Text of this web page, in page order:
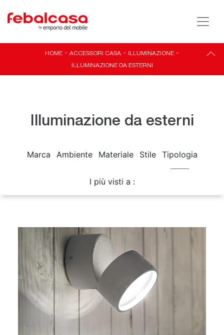
HOME - ACCESSORI CASA - ILLUMINAZIONE -
ILLUMINAZIONE DA ESTERNI
Illuminazione da esterni
Marca Ambiente Materiale Stile Tipologia
I più visti a :